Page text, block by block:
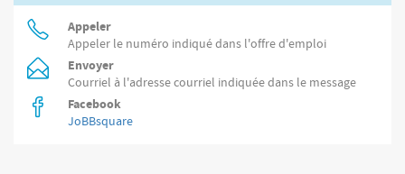
Appeler
Appeler le numéro indiqué dans l'offre d'emploi
Envoyer
Courriel à l'adresse courriel indiquée dans le message
Facebook
JoBBsquare